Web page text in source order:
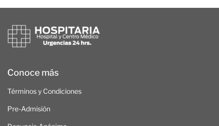
Conoce más
Términos y Condiciones
Pre-Admisión